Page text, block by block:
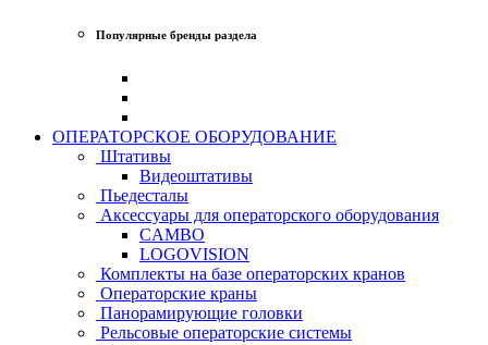
Популярные бренды раздела
ОПЕРАТОРСКОЕ ОБОРУДОВАНИЕ
Штативы
Видеоштативы
Пьедесталы
Аксессуары для операторского оборудования
CAMBO
LOGOVISION
Комплекты на базе операторских кранов
Операторские краны
Панорамирующие головки
Рельсовые операторские системы